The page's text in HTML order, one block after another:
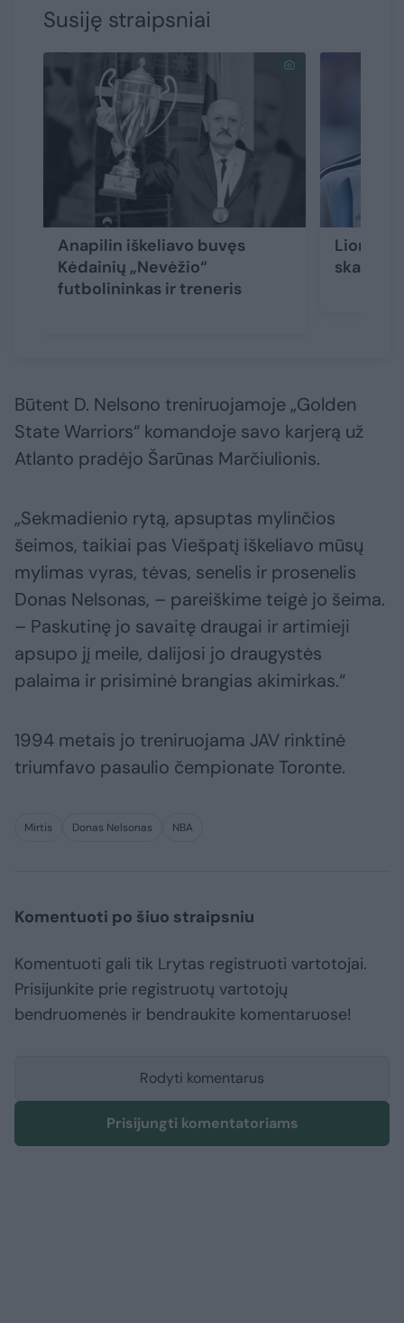
Susiję straipsniai
Anapilin iškeliavo buvęs
Kėdainių „Nevėžio“
futbolininkas ir treneris
Lionelio
skaudi
Būtent D. Nelsono treniruojamoje „Golden
State Warriors“ komandoje savo karjerą už
Atlanto pradėjo Šarūnas Marčiulionis.
„Sekmadienio rytą, apsuptas mylinčios
šeimos, taikiai pas Viešpatį iškeliavo mūsų
mylimas vyras, tėvas, senelis ir prosenelis
Donas Nelsonas, – pareiškime teigė jo šeima.
– Paskutinę jo savaitę draugai ir artimieji
apsupo jį meile, dalijosi jo draugystės
palaima ir prisiminė brangias akimirkas.“
1994 metais jo treniruojama JAV rinktinė
triumfavo pasaulio čempionate Toronte.
Mirtis Donas Nelsonas NBA
Komentuoti po šiuo straipsniu
Komentuoti gali tik Lrytas registruoti vartotojai.
Prisijunkite prie registruotų vartotojų
bendruomenės ir bendraukite komentaruose!
Rodyti komentarus
Prisijungti komentatoriams